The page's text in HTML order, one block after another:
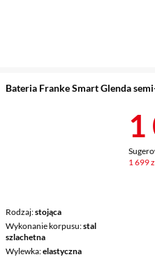
Bateria Franke Smart Glenda
Rodzaj stojąca
Wykonanie korpusu stal
szlachetna
Wylewka elastyczna
1
1 699